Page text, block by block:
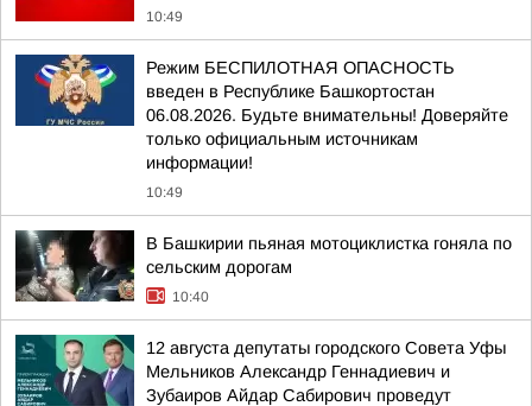
10:49
Режим БЕСПИЛОТНАЯ ОПАСНОСТЬ
введен в Республике Башкортостан
06.08.2026. Будьте внимательны! Доверяйте
только официальным источникам
информации!
10:49
В Башкирии пьяная мотоциклистка гоняла по
сельским дорогам
10:40
12 августа депутаты городского Совета Уфы
Мельников Александр Геннадиевич и
Зубаиров Айдар Сабирович проведут